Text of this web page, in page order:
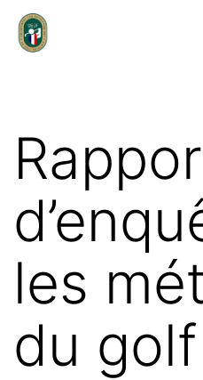
Aller
auGroupement
Golf
Français
les
du golf